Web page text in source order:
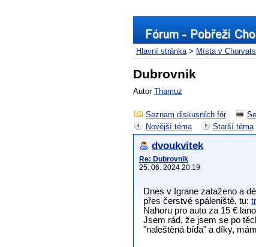
Hlavní stránka> Místa v
Dubrovnik
Autor Thamuz
Seznam diskusních fór
Novější téma Starší téma
dvoukvitek
Re: Dubrovnik
25. 06. 2024 20:19
Dnes v Igrane zataženo a
přes čerstvé spáleniště, tu:
Nahoru pro auto za 15 €
Jsem rád, že jsem se po
"naleštěná bída" a díky,